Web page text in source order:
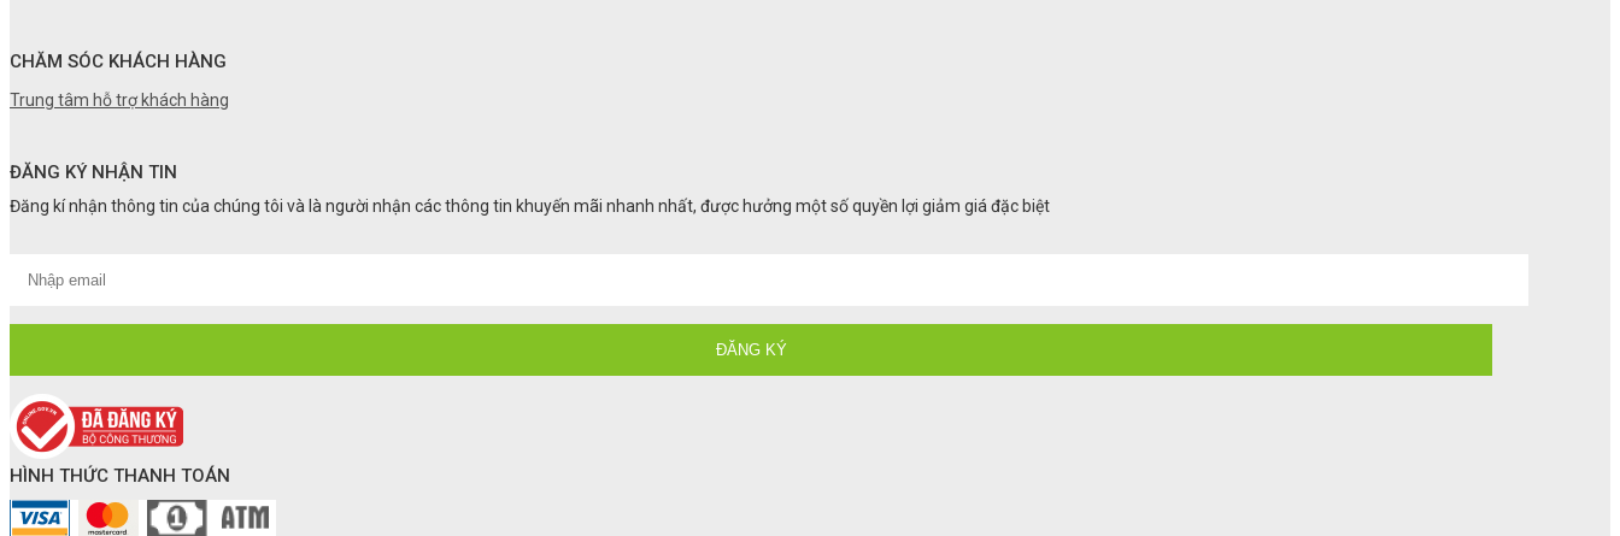
CHĂM SÓC KHÁCH HÀNG
Trung tâm hỗ trợ khách hàng
ĐĂNG KÝ NHẬN TIN
Đăng kí nhận thông tin của chúng tôi và là người nhận các thông tin khuyến mãi nhanh nhất, được hưởng một số quyền lợi giảm giá đặc biệt
HÌNH THỨC THANH TOÁN